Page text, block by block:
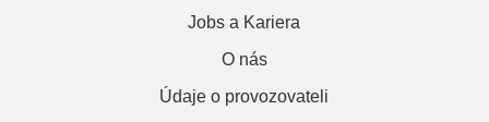
Jobs a Kariera
O nás
Údaje o provozovateli